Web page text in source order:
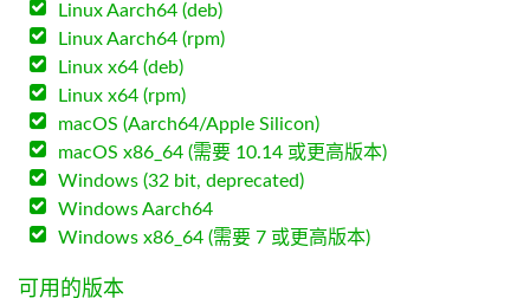
Linux Aarch64 (deb)
Linux Aarch64 (rpm)
Linux x64 (deb)
Linux x64 (rpm)
macOS (Aarch64/Apple Silicon)
macOS x86_64 (需要 10.14 或更高版本)
Windows (32 bit, deprecated)
Windows Aarch64
Windows x86_64 (需要 7 或更高版本)
可用的版本